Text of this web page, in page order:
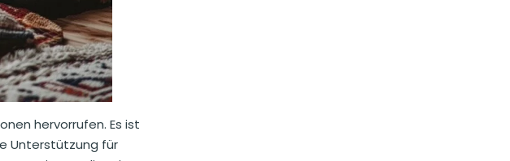
hervorrufen. Es ist
Unterstützung für